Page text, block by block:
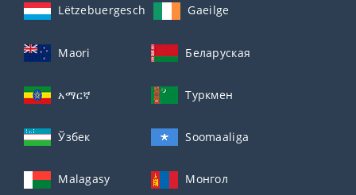
Lëtzebuergesch Gaeilge
Maori Беларуская
አማርኛ Туркмен
Ўзбек Soomaaliga
Malagasy Монгол